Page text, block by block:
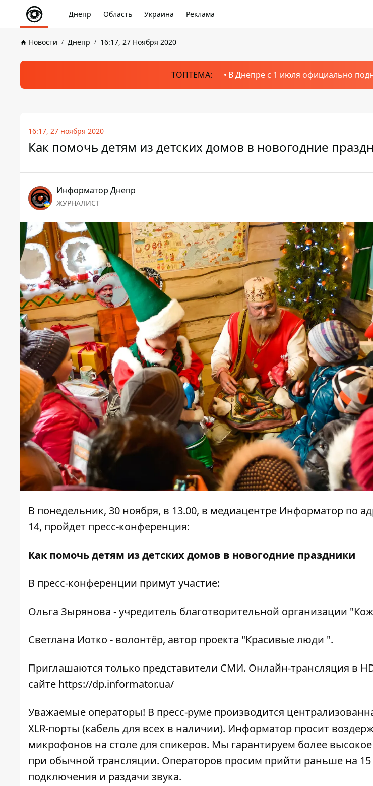
Днепр Область Украина Реклама
Новости Днепр 16:17, 27 Ноября 2020
ТОПТЕМА: В Днепре с 1 июля официально
16:17, 27 ноября 2020
Как помочь детям из детских домов в новогодние
Информатор Днепр
ЖУРНАЛИСТ
В понедельник, 30 ноября, в 13.00, в медиацентре Информатор по
14, пройдет пресс-конференция:
Как помочь детям из детских домов в новогодние праздники
В пресс-конференции примут участие:
Ольга Зырянова - учредитель благотворительной организации
Светлана Иотко - волонтёр, автор проекта "Красивые люди ".
Приглашаются только представители СМИ. Онлайн-трансляция в
сайте https://dp.informator.ua/
Уважаемые операторы! В пресс-руме производится
XLR-порты (кабель для всех в наличии). Информатор просит
микрофонов на столе для спикеров. Мы гарантируем более высокое
при обычной трансляции. Операторов просим прийти раньше на
подключения и раздачи звука.